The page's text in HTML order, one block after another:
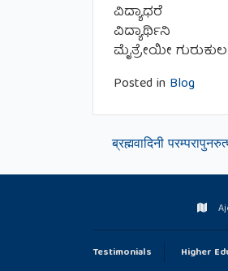
ವಿದ್ಯಾಧರೆ
ವಿದ್ಯಾರ್ಥಿನಿ
ಮೈತ್ರೇಯೀ ಗುರುಕುಲ
Posted in Blog
Post
ब्रह्मवादिनी
Testimonials Higher